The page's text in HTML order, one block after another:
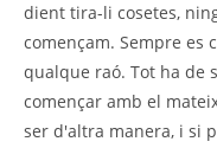
dient tira-li cosetes,
començam. Sempre es
qualque raó. Tot ha de
començar amb el
ser d'altra manera, i si